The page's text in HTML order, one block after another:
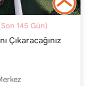
145 Gün)
Çıkaracağınız